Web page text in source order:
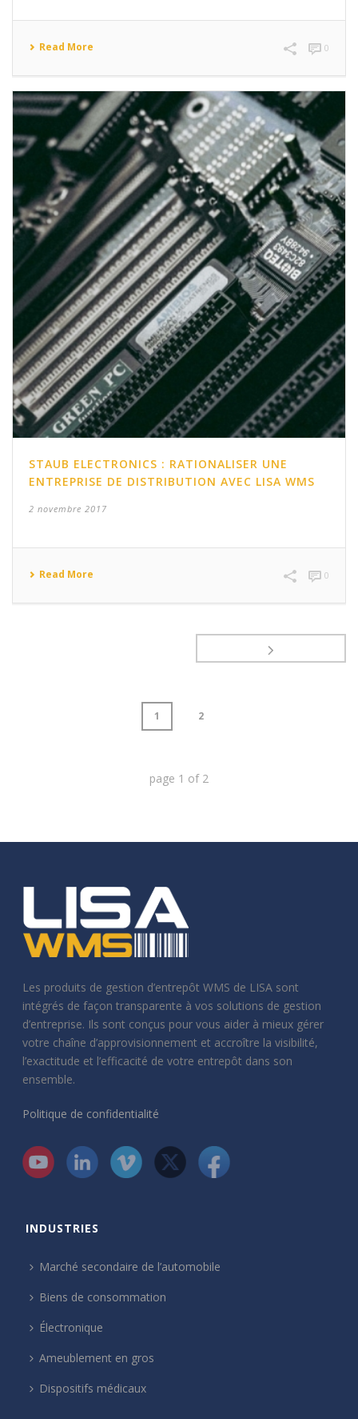
Read More 0
STAUB ELECTRONICS : RATIONALISER UNE
ENTREPRISE DE DISTRIBUTION AVEC LISA WMS
2 novembre 2017
Read More 0
1 2
page 1 of 2
Les produits de gestion d’entrepôt WMS de LISA sont
intégrés de façon transparente à vos solutions de gestion
d’entreprise. Ils sont conçus pour vous aider à mieux gérer
votre chaîne d’approvisionnement et accroître la visibilité,
l’exactitude et l’efficacité de votre entrepôt dans son
ensemble.
Politique de confidentialité
INDUSTRIES
Marché secondaire de l’automobile
Biens de consommation
Électronique
Ameublement en gros
Dispositifs médicaux